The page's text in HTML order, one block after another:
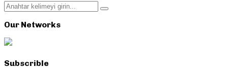
Search
for:
Search
Our Networks
Subscrible